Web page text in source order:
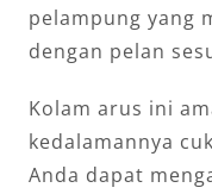
pelampung yang
dengan pelan
Kolam arus ini
kedalamannya
Anda dapat